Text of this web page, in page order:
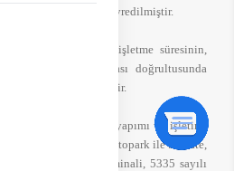
Kuruluşumuza devredilmiştir.
20 gün olan mevcut işletme süresinin,
20 yıl uzatılması doğrultusunda
teklif söz konusu değildir.
Devret modeli ile yapımı ve işletimi
Binası ve Katlı Otopark ile birlikte,
Genel Havacılık Terminali, 5335 sayılı